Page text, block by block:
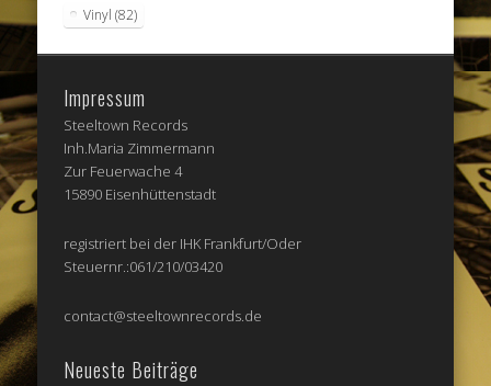
Vinyl (82)
Impressum
Steeltown Records
Inh.Maria Zimmermann
Zur Feuerwache 4
15890 Eisenhüttenstadt
registriert bei der IHK Frankfurt/Oder
Steuernr.:061/210/03420
contact@steeltownrecords.de
Neueste Beiträge